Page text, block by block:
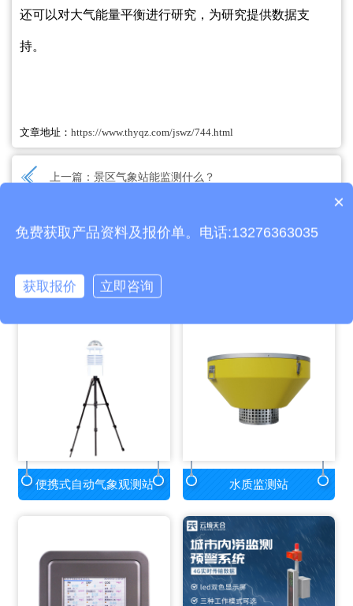
还可以对大气能量平衡进行研究，为研究提供数据支
持。
文章地址： https://www.thyqz.com/jswz/744.html
上一篇： 景区气象站能监测什么？
相关产品
便携式自动气象观测站 水质监测站
产品包含安装吗？
×
免费获取产品资料及报价单。电话:13276363035
获取报价 立即咨询